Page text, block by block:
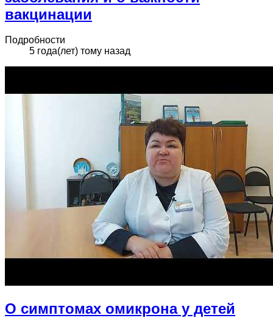
вакцинации
Подробности
5 года(лет) тому назад
О симптомах омикрона у детей